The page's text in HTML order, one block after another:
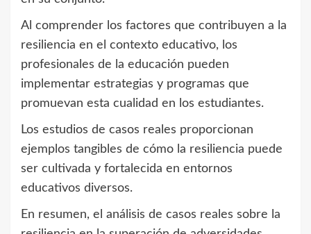
Al comprender los factores que contribuyen a la
resiliencia en el contexto educativo, los
profesionales de la educación pueden
implementar estrategias y programas que
promuevan esta cualidad en los estudiantes.
Los estudios de casos reales proporcionan
ejemplos tangibles de cómo la resiliencia puede
ser cultivada y fortalecida en entornos
educativos diversos.
En resumen, el análisis de casos reales sobre la